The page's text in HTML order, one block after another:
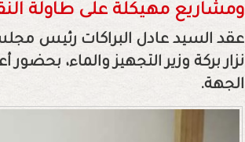
ومشاريع مهيكلة على طاولة
عقد السيد عادل البراكات رئيس
نزار بركة وزير التجهيز والماء،
الجهة.